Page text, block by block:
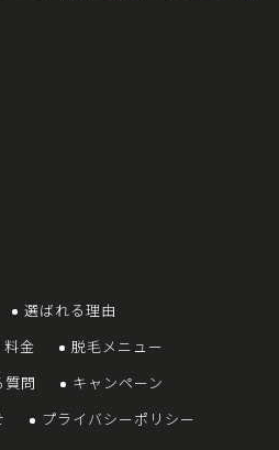
選ばれる理由
料金
脱毛メニュー
質問
キャンペーン
プライバシーポリシー